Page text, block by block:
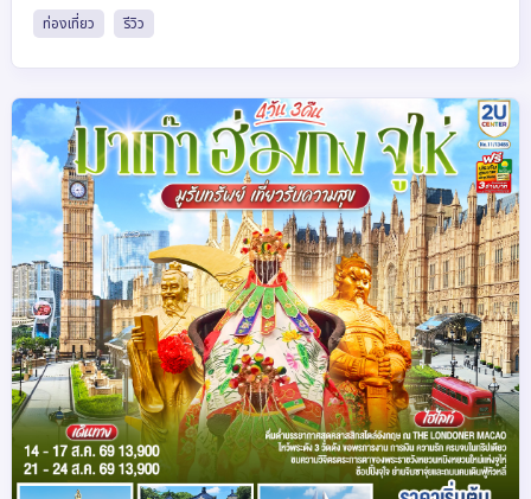
ท่องเที่ยว รีวิว